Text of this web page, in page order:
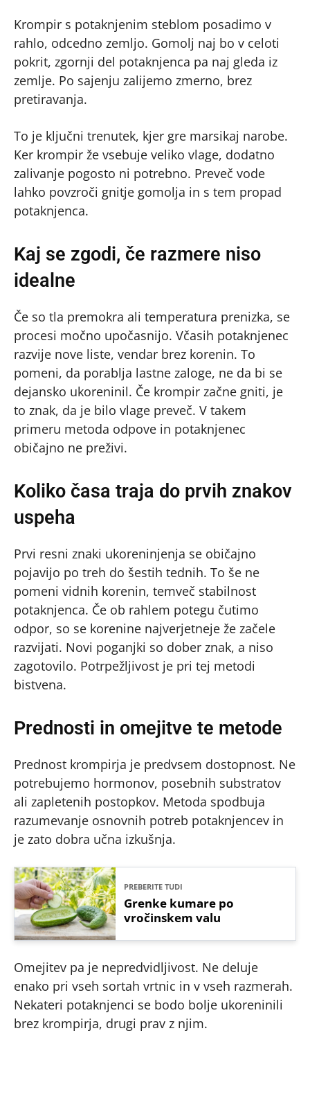
Krompir s potaknjenim steblom posadimo v
rahlo, odcedno zemljo. Gomolj naj bo v celoti
pokrit, zgornji del potaknjenca pa naj gleda iz
zemlje. Po sajenju zalijemo zmerno, brez
pretiravanja.
To je ključni trenutek, kjer gre marsikaj narobe.
Ker krompir že vsebuje veliko vlage, dodatno
zalivanje pogosto ni potrebno. Preveč vode
lahko povzroči gnitje gomolja in s tem propad
potaknjenca.
Kaj se zgodi, če razmere niso
idealne
Če so tla premokra ali temperatura prenizka, se
procesi močno upočasnijo. Včasih potaknjenec
razvije nove liste, vendar brez korenin. To
pomeni, da porablja lastne zaloge, ne da bi se
dejansko ukoreninil. Če krompir začne gniti, je
to znak, da je bilo vlage preveč. V takem
primeru metoda odpove in potaknjenec
običajno ne preživi.
Koliko časa traja do prvih znakov
uspeha
Prvi resni znaki ukoreninjenja se običajno
pojavijo po treh do šestih tednih. To še ne
pomeni vidnih korenin, temveč stabilnost
potaknjenca. Če ob rahlem potegu čutimo
odpor, so se korenine najverjetneje že začele
razvijati. Novi poganjki so dober znak, a niso
zagotovilo. Potrpežljivost je pri tej metodi
bistvena.
Prednosti in omejitve te metode
Prednost krompirja je predvsem dostopnost. Ne
potrebujemo hormonov, posebnih substratov
ali zapletenih postopkov. Metoda spodbuja
razumevanje osnovnih potreb potaknjencev in
je zato dobra učna izkušnja.
PREBERITE TUDI
Grenke kumare po
vročinskem valu
Omejitev pa je nepredvidljivost. Ne deluje
enako pri vseh sortah vrtnic in v vseh razmerah.
Nekateri potaknjenci se bodo bolje ukoreninili
brez krompirja, drugi prav z njim.